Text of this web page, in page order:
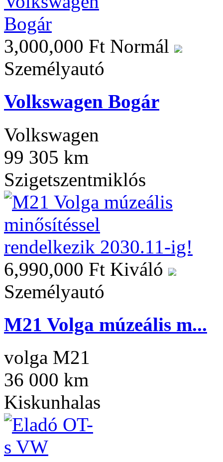
3,000,000 Ft Normál
Személyautó
Volkswagen Bogár
Volkswagen
99 305 km
Szigetszentmiklós
6,990,000 Ft Kiváló
Személyautó
M21 Volga múzeális m...
volga M21
36 000 km
Kiskunhalas